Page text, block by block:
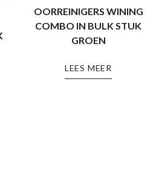
OORREINIGERS WINING
COMBO IN BULK STUK
GROEN
LEES MEER